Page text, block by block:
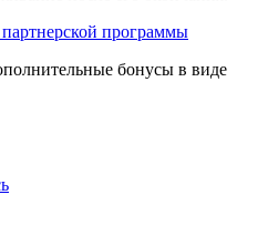
программы
бонусы в виде